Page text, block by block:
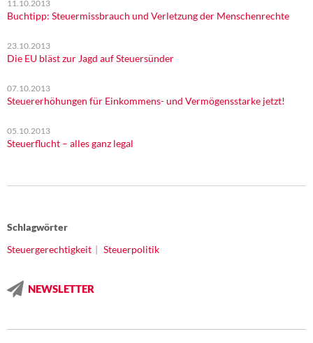
11.10.2013
Buchtipp: Steuermissbrauch und Verletzung der Menschenrechte
23.10.2013
Die EU bläst zur Jagd auf Steuersünder
07.10.2013
Steuererhöhungen für Einkommens- und Vermögensstarke jetzt!
05.10.2013
Steuerflucht – alles ganz legal
Schlagwörter
Steuergerechtigkeit
Steuerpolitik
NEWSLETTER